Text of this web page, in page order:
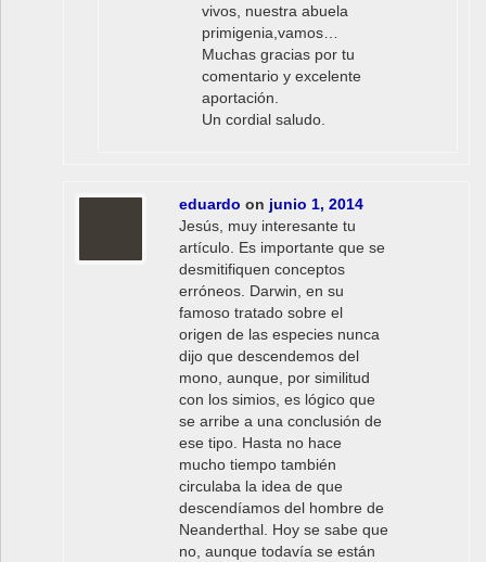
vivos, nuestra abuela
primigenia,vamos…
Muchas gracias por tu
comentario y excelente
aportación.
Un cordial saludo.
eduardo on junio 1, 2014
Jesús, muy interesante tu
artículo. Es importante que se
desmitifiquen conceptos
erróneos. Darwin, en su
famoso tratado sobre el
origen de las especies nunca
dijo que descendemos del
mono, aunque, por similitud
con los simios, es lógico que
se arribe a una conclusión de
ese tipo. Hasta no hace
mucho tiempo también
circulaba la idea de que
descendíamos del hombre de
Neanderthal. Hoy se sabe que
no, aunque todavía se están